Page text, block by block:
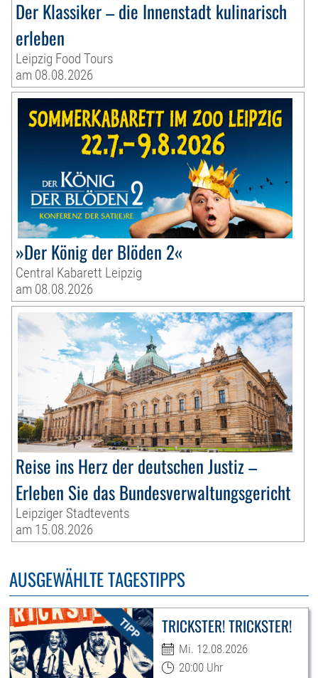
Der Klassiker – die Innenstadt kulinarisch
erleben
Leipzig Food Tours
am 08.08.2026
»Der König der Blöden 2«
Central Kabarett Leipzig
am 08.08.2026
Reise ins Herz der deutschen Justiz –
Erleben Sie das Bundesverwaltungsgericht
Leipziger Stadtevents
am 15.08.2026
AUSGEWÄHLTE TAGESTIPPS
TRICKSTER! TRICKSTER!
Mi. 12.08.2026
20:00 Uhr